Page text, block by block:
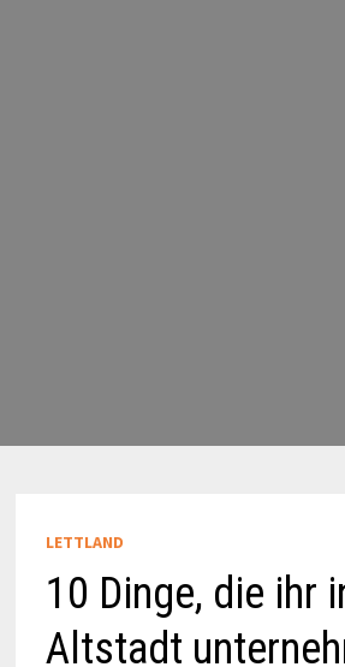
LETTLAND
10 Dinge, die ihr
Altstadt